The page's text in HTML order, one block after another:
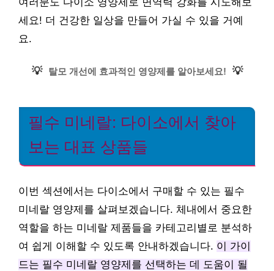
세요! 더 건강한 일상을 만들어 가실 수 있을 거예
요.
💡 탈모 개선에 효과적인 영양제를 알아보세요! 💡
필수 미네랄: 다이소에서 찾아
보는 대표 상품들
이번 섹션에서는 다이소에서 구매할 수 있는 필수
미네랄 영양제를 살펴보겠습니다. 체내에서 중요한
역할을 하는 미네랄 제품들을 카테고리별로 분석하
여 쉽게 이해할 수 있도록 안내하겠습니다. 이 가이
드는 필수 미네랄 영양제를 선택하는 데 도움이 될